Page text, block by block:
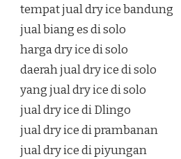
tempat jual dry ice bandung
jual biang es di solo
harga dry ice di solo
daerah jual dry ice di solo
yang jual dry ice di solo
jual dry ice di Dlingo
jual dry ice di prambanan
jual dry ice di piyungan